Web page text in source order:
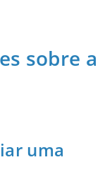
sobre a
uma